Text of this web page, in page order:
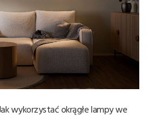
wykorzystać okrągłe lampy we